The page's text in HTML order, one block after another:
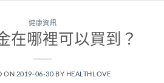
健康資訊
在哪裡可以買到？
ON 2019-06-30 BY HEALTHLOVE